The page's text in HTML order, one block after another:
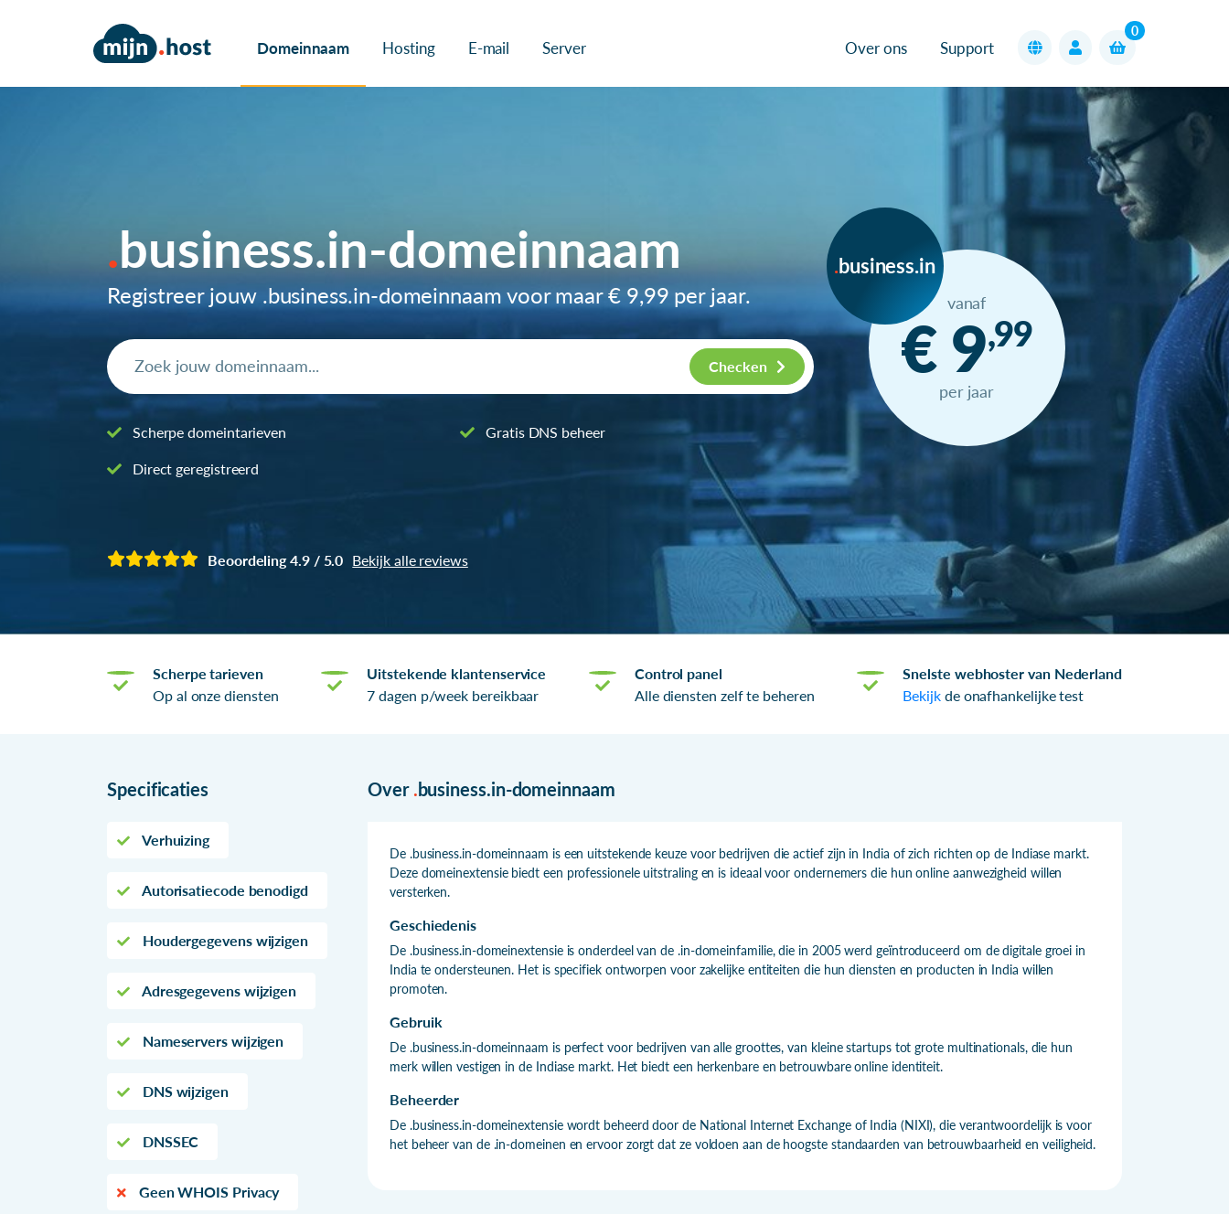
Domeinnaam Hosting E-mail Server Over ons Support
0
business.in-domeinnaam
Registreer jouw .business.in-domeinnaam voor maar€ 9,99 per jaar.
Checken
Scherpe domeintarieven
Direct geregistreerd
Gratis DNS beheer
business.in
vanaf
€ 9,99
per jaar
Beoordeling 4.9 / 5.0 Bekijk alle reviews
Scherpe tarieven
Op al onze diensten
Uitstekende klantenservice
7 dagen p/week bereikbaar
Control panel
Alle diensten zelf te beheren
Snelste webhoster van Nederland
Bekijkde onafhankelijke test
Specificaties
Verhuizing
Autorisatiecode benodigd
Houdergegevens wijzigen
Adresgegevens wijzigen
Nameservers wijzigen
DNS wijzigen
DNSSEC
Geen WHOIS Privacy
Over .business.in-domeinnaam
De .business.in-domeinnaam is een uitstekende keuze voor bedrijven die actief zijn in India of zich richten op de Indiase markt.
Deze domeinextensie biedt een professionele uitstraling en is ideaal voor ondernemers die hun online aanwezigheid willen
versterken.
Geschiedenis
De .business.in-domeinextensie is onderdeel van de .in-domeinfamilie, die in 2005 werd geïntroduceerd om de digitale groei in
India te ondersteunen. Het is specifiek ontworpen voor zakelijke entiteiten die hun diensten en producten in India willen
promoten.
Gebruik
De .business.in-domeinnaam is perfect voor bedrijven van alle groottes, van kleine startups tot grote multinationals, die hun
merk willen vestigen in de Indiase markt. Het biedt een herkenbare en betrouwbare online identiteit.
Beheerder
De .business.in-domeinextensie wordt beheerd door de National Internet Exchange of India (NIXI), die verantwoordelijk is voor
het beheer van de .in-domeinen en ervoor zorgt dat ze voldoen aan de hoogste standaarden van betrouwbaarheid en veiligheid.